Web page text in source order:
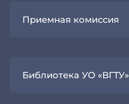
Приемная комиссия
Библиотека УО «ВГТУ»